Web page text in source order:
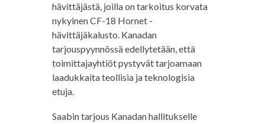
hävittäjästä, joilla on tarkoitus korvata
nykyinen CF-18 Hornet -
hävittäjäkalusto. Kanadan
tarjouspyynnössä edellytetään, että
toimittajayhtiöt pystyvät tarjoamaan
laadukkaita teollisia ja teknologisia
etuja.
Saabin tarjous Kanadan hallitukselle